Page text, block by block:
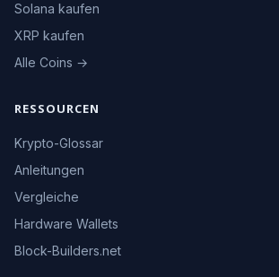
Solana kaufen
XRP kaufen
Alle Coins →
RESSOURCEN
Krypto-Glossar
Anleitungen
Vergleiche
Hardware Wallets
Block-Builders.net